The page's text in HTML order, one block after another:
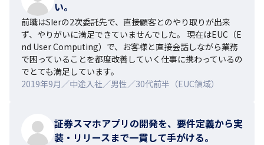
い。
前職はSIerの2次委託先で、直接顧客とのやり取りが出来
ず、やりがいに満足できていませんでした。 現在はEUC（E
nd User Computing）で、お客様と直接会話しながら業務
で困っていることを都度改善していく仕事に携わっているの
でとても満足しています。
2019年9月／中途入社／男性／30代前半（EUC領域）
証券スマホアプリの開発を、要件定義から実
装・リリースまで一貫して手がける。